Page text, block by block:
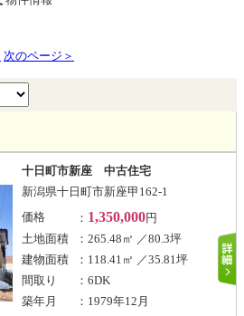
次のページ＞
十日町市新座 中古住宅
新潟県十日町市新座甲162-1
価格
： 1,350,000円
土地面積
：265.48㎡ ／80.3坪
建物面積
：118.41㎡ ／35.81坪
間取り
：6DK
築年月
：1979年12月